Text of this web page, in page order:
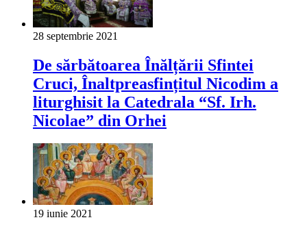
28 septembrie 2021
De sărbătoarea Înălțării Sfintei
Cruci, Înaltpreasfințitul Nicodim a
liturghisit la Catedrala “Sf. Irh.
Nicolae” din Orhei
19 iunie 2021